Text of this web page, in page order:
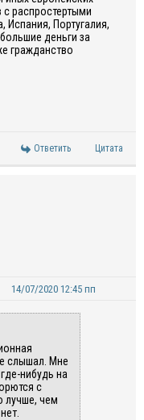
с распростертыми
Испания, Португалия,
деньги за
гражданство
Ответить Цитата
14/07/2020 12:45 пп
слышал. Мне
нибудь на
с
лучше, чем
нет.